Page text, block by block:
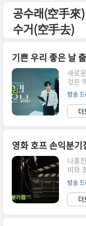
공수래(空手來
수거(空手去)
기쁜 우리 좋은 날
새로
것은
은 날'
로 관
과 주
에 정
로 다
서 갈
의 의
일일
야기
수 있
를 처
방송
더
영화 호프 손익분
나홍
비와
히 많
익분
할 가
계 분
방송
더